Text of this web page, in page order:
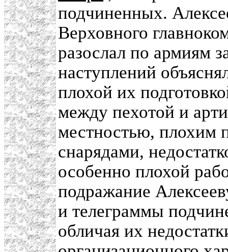
подчиненных.
Верховного
разослал по армиям
наступлений
плохой их
между пехотой и
местностью, плохим
снарядами,
особенно плохой
подражание
и телеграммы
обличая их